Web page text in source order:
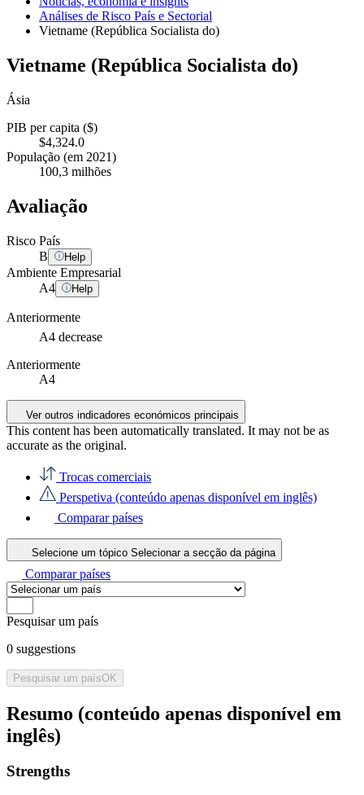
Análises de Risco País e Sectorial
Vietname (República Socialista do)
Vietname (República Socialista do)
Ásia
PIB per capita ($)
$4,324.0
População (em 2021)
100,3 milhões
Avaliação
Risco País
B
Help
Ambiente Empresarial
A4 Help
Anteriormente
A4 decrease
Anteriormente
A4
Ver outros indicadores económicos principais
This content has been automatically translated. It may not be as
accurate as the original.
Trocas comerciais
Perspetiva (conteúdo apenas disponível em inglês)
Comparar países
Selecione um tópico Selecionar a secção da página
Comparar países
Pesquisar um país
0 suggestions
Pesquisar um paísOK
Resumo (conteúdo apenas disponível em
inglês)
Strengths